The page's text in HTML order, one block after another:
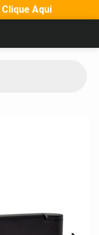
Clique Aqui